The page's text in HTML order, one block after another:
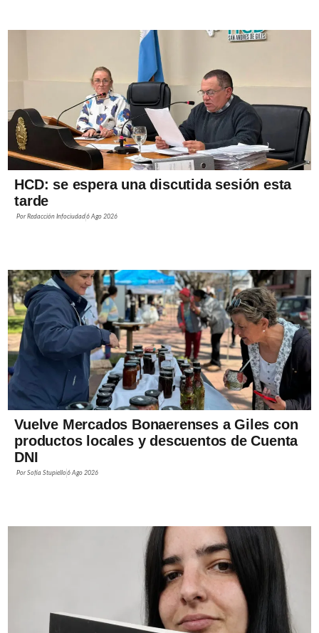
HCD: se espera una discutida sesión esta
tarde
PorRedacción Infociudad6 Ago 2026
Vuelve Mercados Bonaerenses a Giles con
productos locales y descuentos de Cuenta
DNI
PorSofía Stupiello6 Ago 2026